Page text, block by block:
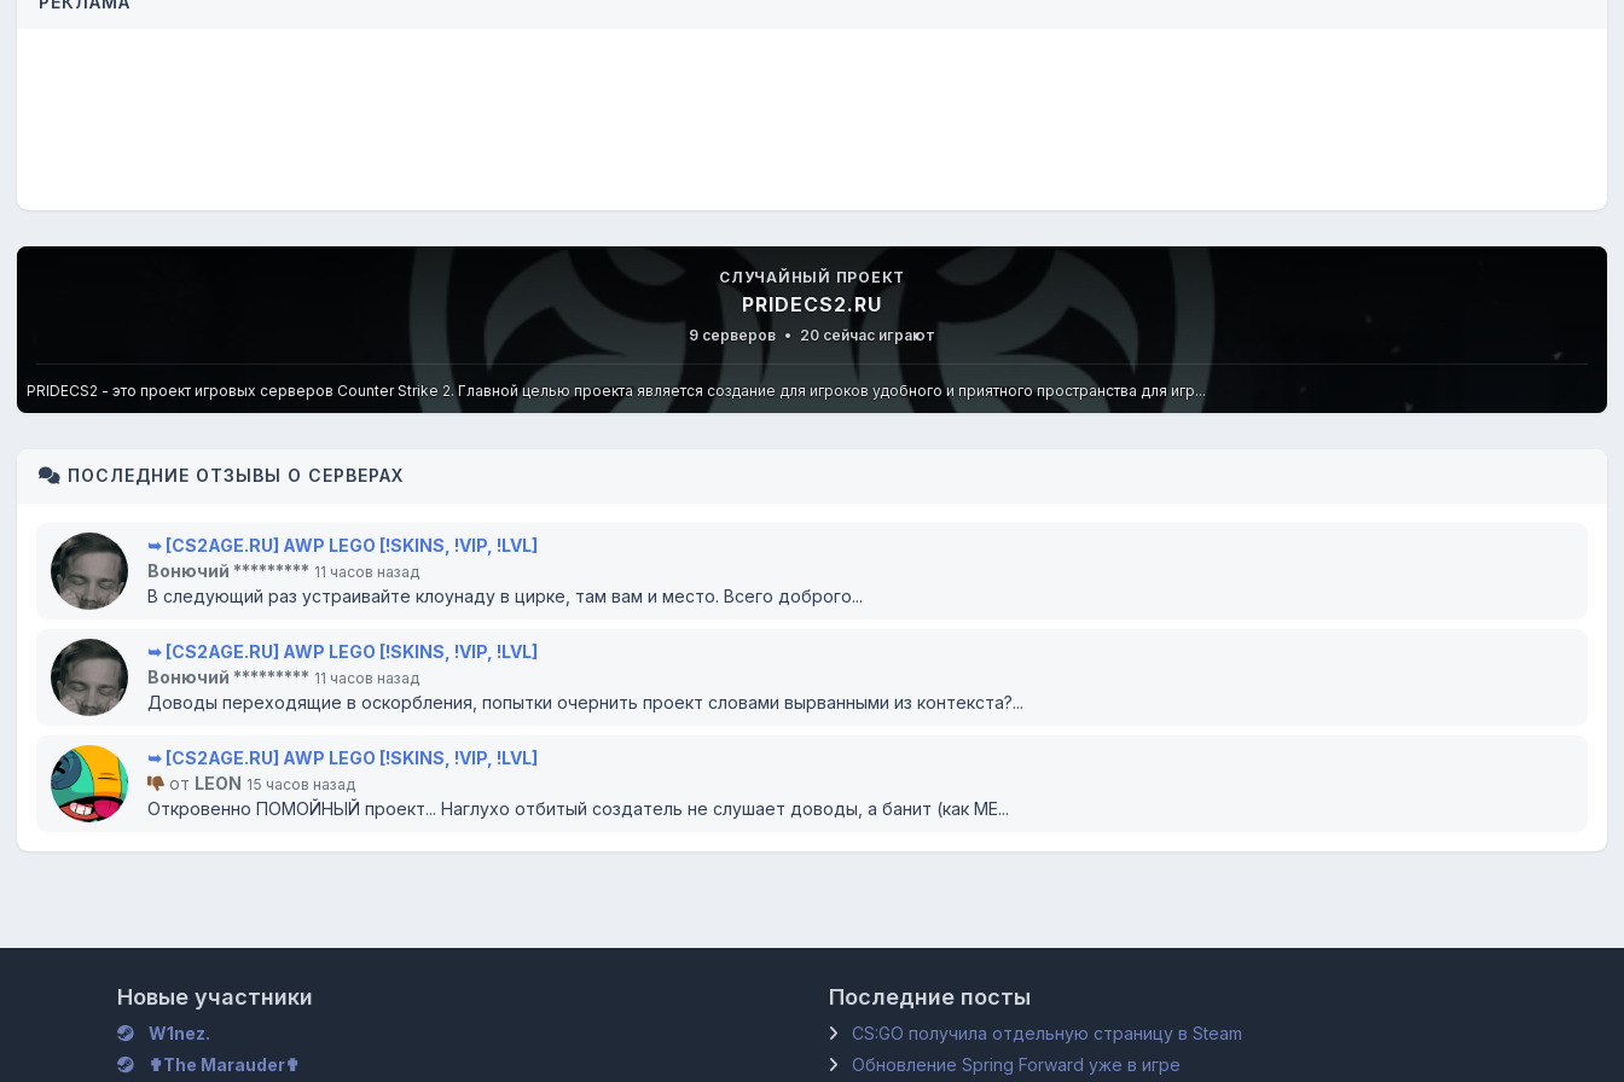
СЛУЧАЙНЫЙ ПРОЕКТ
PRIDECS2.RU
9 серверов • 20 сейчас играют
PRIDECS2 - это проект игровых серверов Counter Strike 2. Главной целью проекта является создание для игроков удобного и приятного пространства для игр...
ПОСЛЕДНИЕ ОТЗЫВЫ О СЕРВЕРАХ
➥ [CS2AGE.RU] AWP LEGO [!SKINS, !VIP, !LVL]
Вонючий ********* 11 часов назад
В следующий раз устраивайте клоунаду в цирке, там вам и место. Всего доброго...
➥ [CS2AGE.RU] AWP LEGO [!SKINS, !VIP, !LVL]
Вонючий ********* 11 часов назад
Доводы переходящие в оскорбления, попытки очернить проект словами вырванными из контекста?...
➥ [CS2AGE.RU] AWP LEGO [!SKINS, !VIP, !LVL]
от LEON 15 часов назад
Откровенно ПОМОЙНЫЙ проект... Наглухо отбитый создатель не слушает доводы, а банит (как МЕ...
Новые участники
W1nez.
✟The Marauder✟
Последние посты
CS:GO получила отдельную страницу в Steam
Обновление Spring Forward уже в игре